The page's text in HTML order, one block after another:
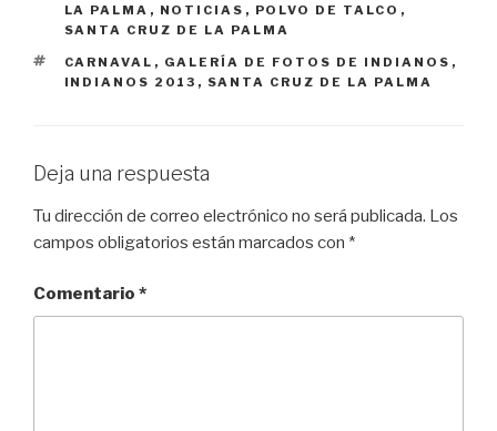
LA PALMA , NOTICIAS , POLVO DE TALCO ,
SANTA CRUZ DE LA PALMA
ETIQUETAS
CARNAVAL , GALERÍA DE FOTOS DE INDIANOS ,
INDIANOS 2013 , SANTA CRUZ DE LA PALMA
Deja una respuesta
Tu dirección de correo electrónico no será publicada. Los
campos obligatorios están marcados con *
Comentario *